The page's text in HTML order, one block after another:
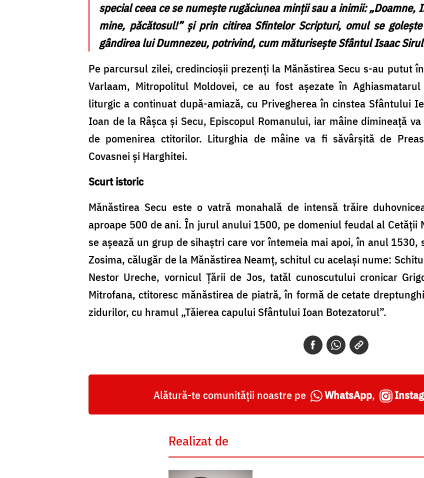
special ceea ce se numește rugăciunea minții sau a inimii: „Doamne,
mine, păcătosul!” și prin citirea Sfintelor Scripturi, omul se
gândirea lui Dumnezeu, potrivind, cum măturisește Sfântul Isaac
Pe parcursul zilei, credincioșii prezenți la Mănăstirea Secu s-au putut
Varlaam, Mitropolitul Moldovei, ce au fost așezate în
liturgic a continuat după-amiază, cu Privegherea în cinstea Sfântului
Ioan de la Râșca și Secu, Episcopul Romanului, iar mâine dimineață
de pomenirea ctitorilor. Liturghia de mâine va fi săvârșită de
Covasnei și Harghitei.
Scurt istoric
Mănăstirea Secu este o vatră monahală de intensă trăire
aproape 500 de ani. În jurul anului 1500, pe domeniul feudal al Cetății
se așează un grup de sihaștri care vor întemeia mai apoi, în anul
Zosima, călugăr de la Mănăstirea Neamț, schitul cu același nume:
Nestor Ureche, vornicul Țării de Jos, tatăl cunoscutului cronicar
Mitrofana, ctitoresc mănăstirea de piatră, în formă de cetate
zidurilor, cu hramul „Tăierea capului Sfântului Ioan Botezatorul”.
Alătură-te comunității noastre pe WhatsApp,
Realizat de